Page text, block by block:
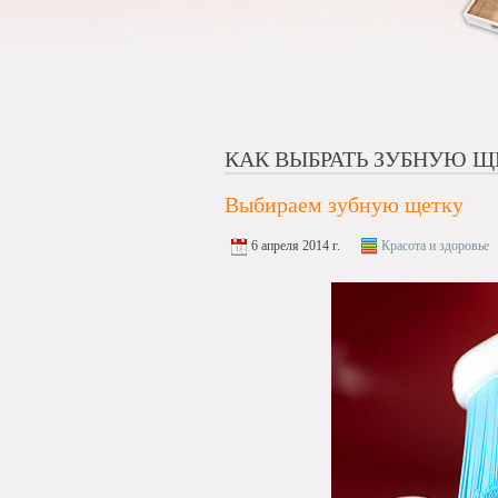
КАК ВЫБРАТЬ ЗУБНУЮ
Выбираем зубную щетку
6 апреля 2014 г. Красота и здоровье